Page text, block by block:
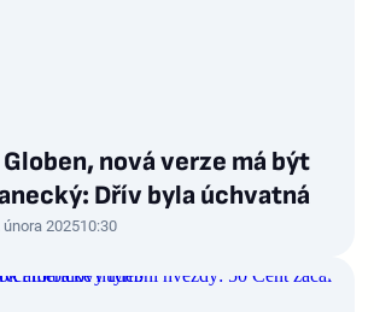
nová verze má být
Dřív byla úchvatná
února 202510:30